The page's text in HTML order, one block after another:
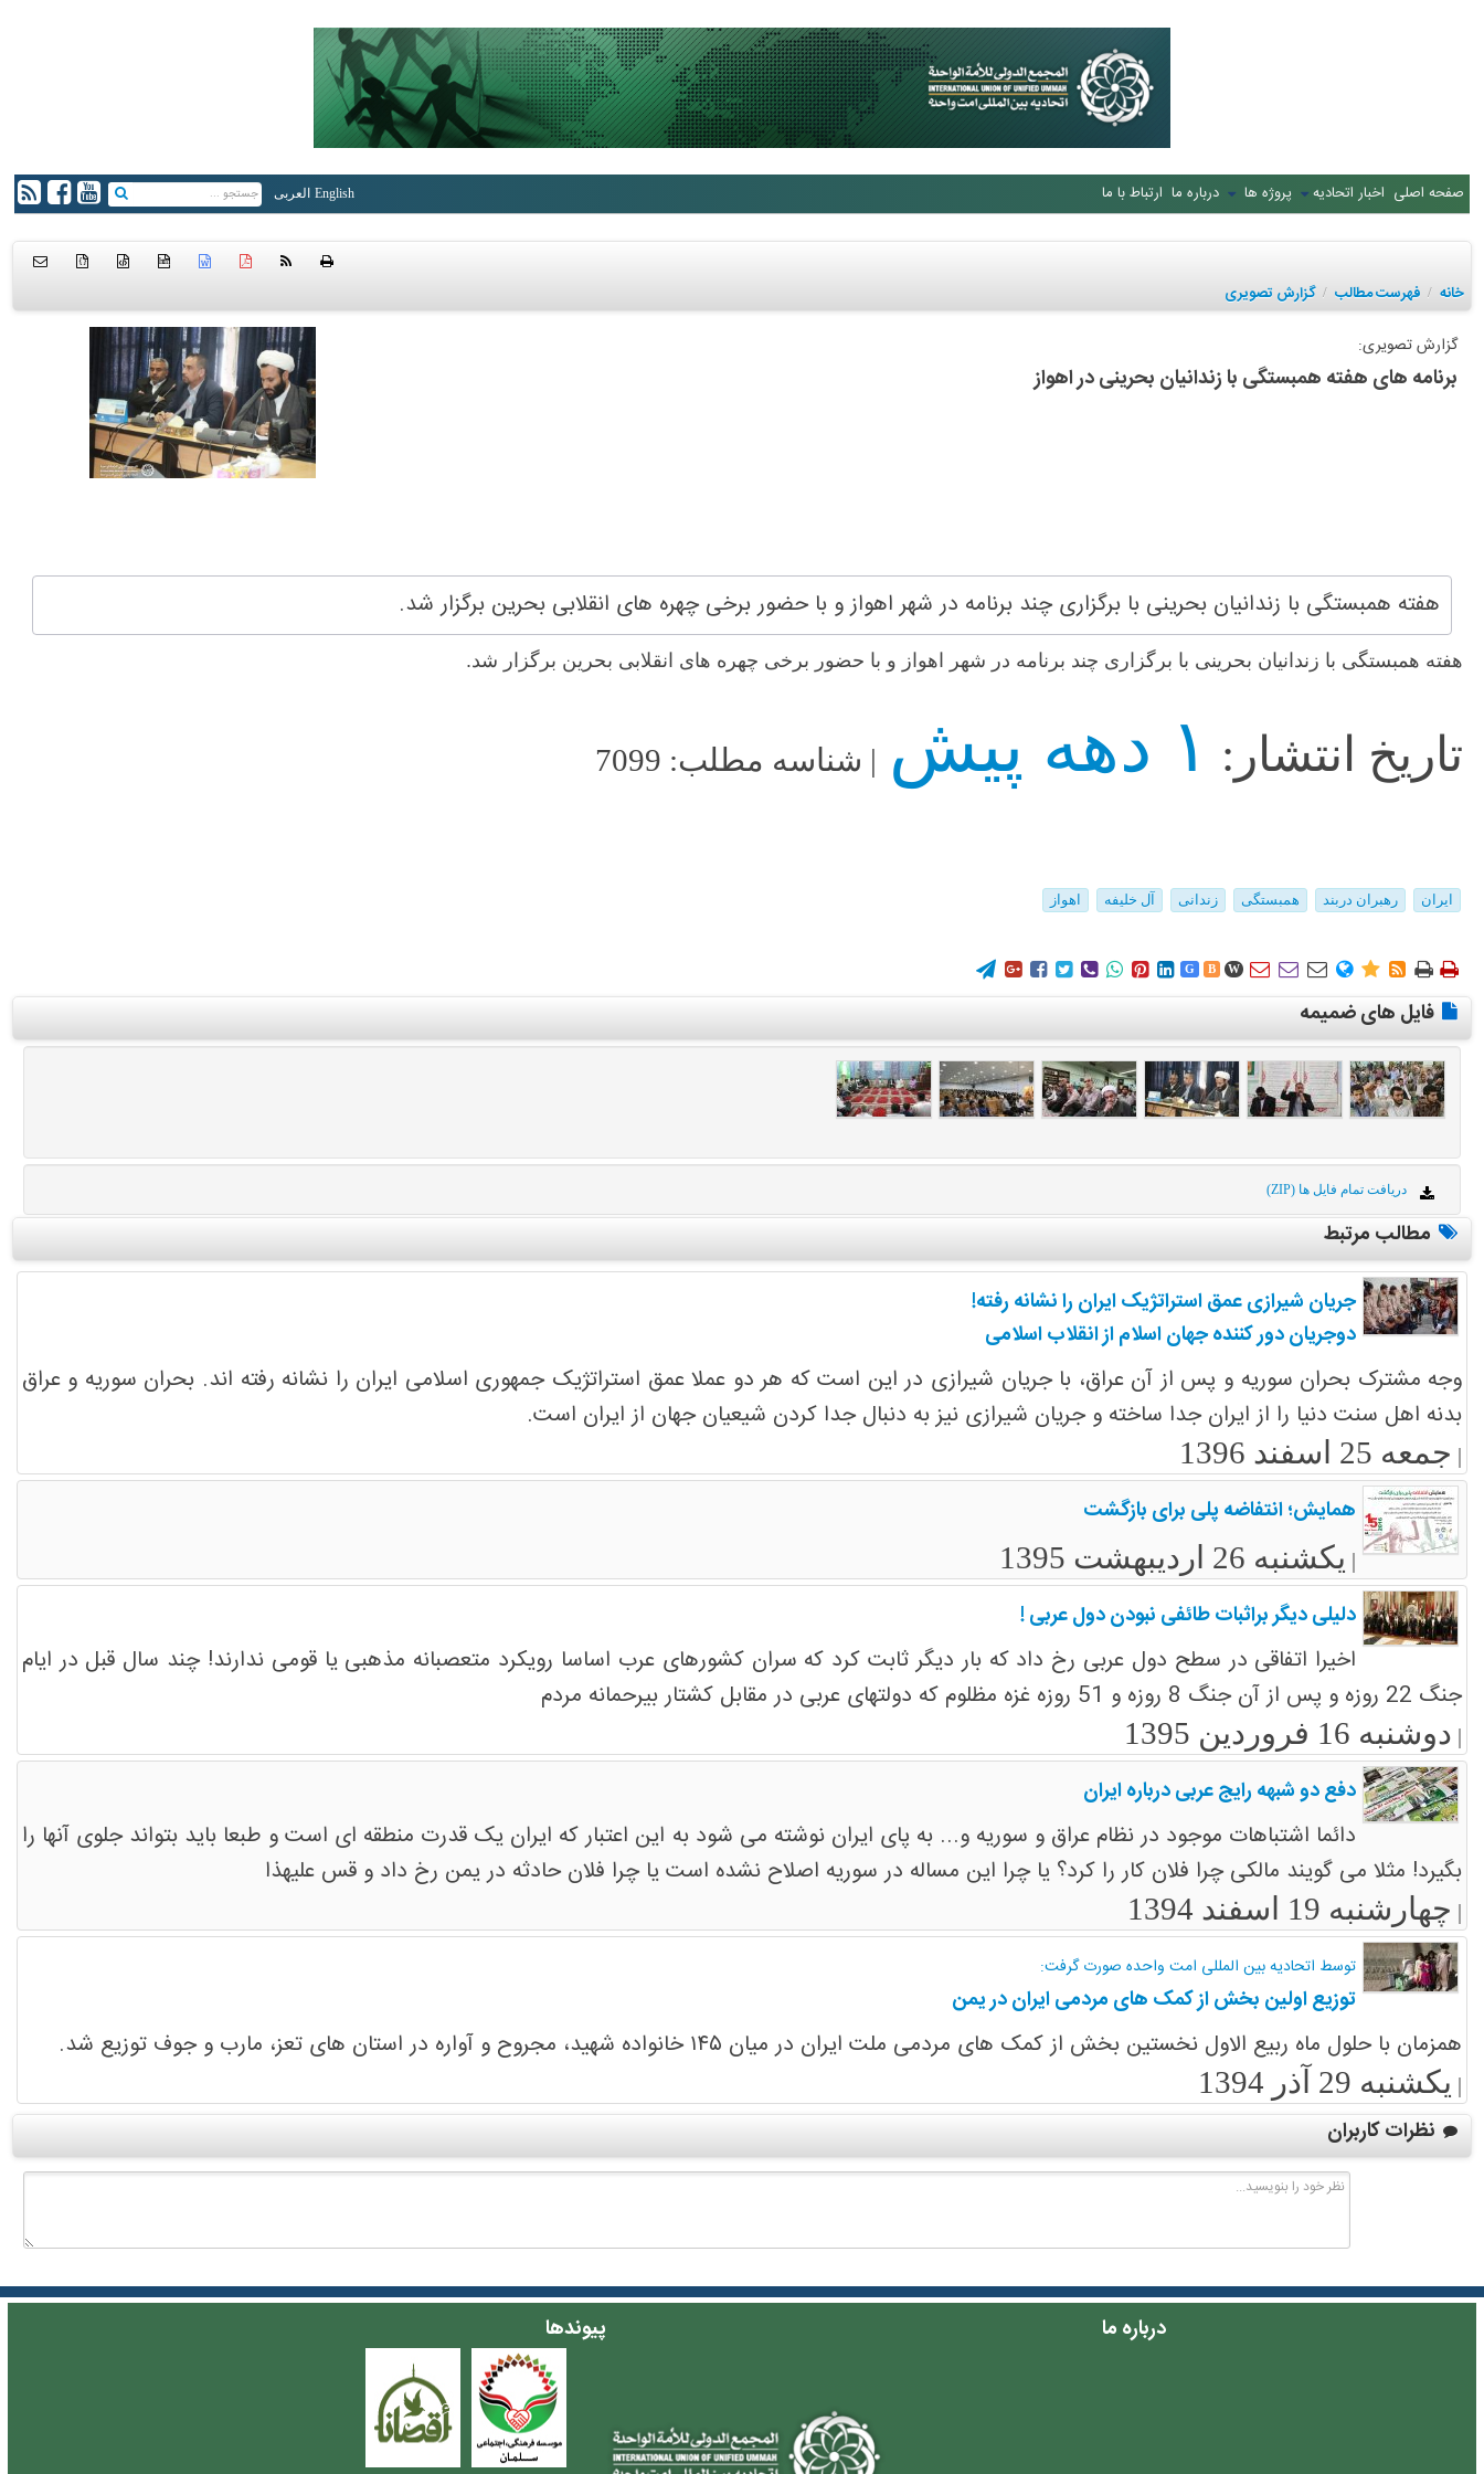
English العربی صفحه اصلی اخبار اتحادیه پروژه ها درباره ما ارتباط با ما
htm
{ }
خانه / فهرست مطالب / گزارش تصویری
گزارش تصویری:
برنامه های هفته همبستگی با زندانیان بحرینی در اهواز
هفته همبستگی با زندانیان بحرینی با برگزاری چند برنامه در شهر اهواز و با حضور برخی چهره های انقلابی بحرین برگزار شد.
هفته همبستگی با زندانیان بحرینی با برگزاری چند برنامه در شهر اهواز و با حضور برخی چهره های انقلابی بحرین برگزار شد.
تاریخ انتشار: ۱ دهه پیش | شناسه مطلب: 7099
ایران رهبران دربند همبستگی زندانی آل خلیفه اهواز
        G B W        
فایل های ضمیمه
دریافت تمام فایل ها (ZIP)
مطالب مرتبط
جریان شیرازی عمق استراتژیک ایران را نشانه رفته!
دوجریان دور کننده جهان اسلام از انقلاب اسلامی
وجه مشترک بحران سوریه و پس از آن عراق، با جریان شیرازی در این است که هر دو عملا عمق استراتژیک جمهوری اسلامی ایران را نشانه رفته اند. بحران سوریه و عراق
بدنه اهل سنت دنیا را از ایران جدا ساخته و جریان شیرازی نیز به دنبال جدا کردن شیعیان جهان از ایران است.
جمعه 25 اسفند 1396
همایش؛ انتفاضه پلی برای بازگشت
یکشنبه 26 اردیبهشت 1395
دلیلی دیگر براثبات طائفی نبودن دول عربی !
اخیرا اتفاقی در سطح دول عربی رخ داد که بار دیگر ثابت کرد که سران کشورهای عرب اساسا رویکرد متعصبانه مذهبی یا قومی ندارند! چند سال قبل در ایام
جنگ 22 روزه و پس از آن جنگ 8 روزه و 51 روزه غزه مظلوم که دولتهای عربی در مقابل کشتار بیرحمانه مردم
دوشنبه 16 فروردین 1395
دفع دو شبهه رایج عربی درباره ایران
دائما اشتباهات موجود در نظام عراق و سوریه و... به پای ایران نوشته می شود به این اعتبار که ایران یک قدرت منطقه ای است و طبعا باید بتواند جلوی آنها را
بگیرد! مثلا می گویند مالکی چرا فلان کار را کرد؟ یا چرا این مساله در سوریه اصلاح نشده است یا چرا فلان حادثه در یمن رخ داد و قس علیهذا
چهارشنبه 19 اسفند 1394
توسط اتحادیه بین المللی امت واحده صورت گرفت:
توزیع اولین بخش از کمک های مردمی ایران در یمن
همزمان با حلول ماه ربیع الاول نخستین بخش از کمک های مردمی ملت ایران در میان ۱۴۵ خانواده شهید، مجروح و آواره در استان های تعز، مارب و جوف توزیع شد.
یکشنبه 29 آذر 1394
نظرات کاربران
درباره ما پیوندها